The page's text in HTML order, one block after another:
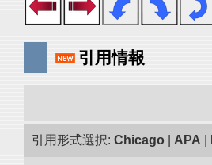
引用情報
引用形式選択: Chicago APA